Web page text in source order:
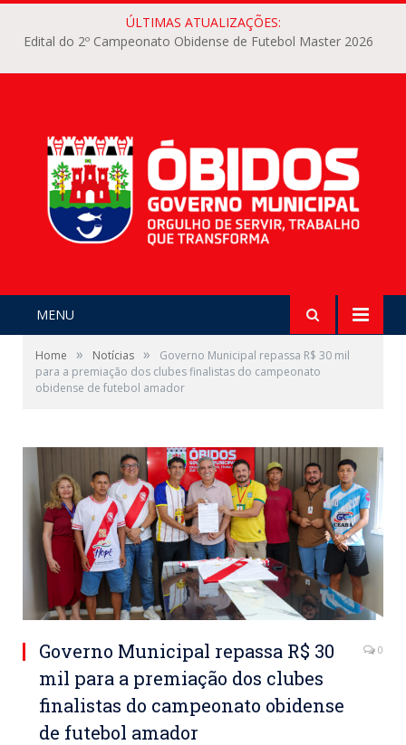
ÚLTIMAS ATUALIZAÇÕES:
Edital do 2º Campeonato Obidense de Futebol Master 2026
MENU
Home » Notícias »
Governo Municipal repassa R$ 30 mil
para a premiação dos clubes finalistas do campeonato
obidense de futebol amador
Governo Municipal repassa R$ 30
mil para a premiação dos clubes
finalistas do campeonato obidense
de futebol amador
0